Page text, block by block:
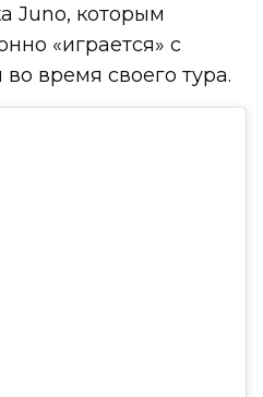
Juno, которым
«играется» с
время своего тура.